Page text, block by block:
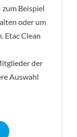
Beispiel
oder um
Etac Clean
der
Auswahl